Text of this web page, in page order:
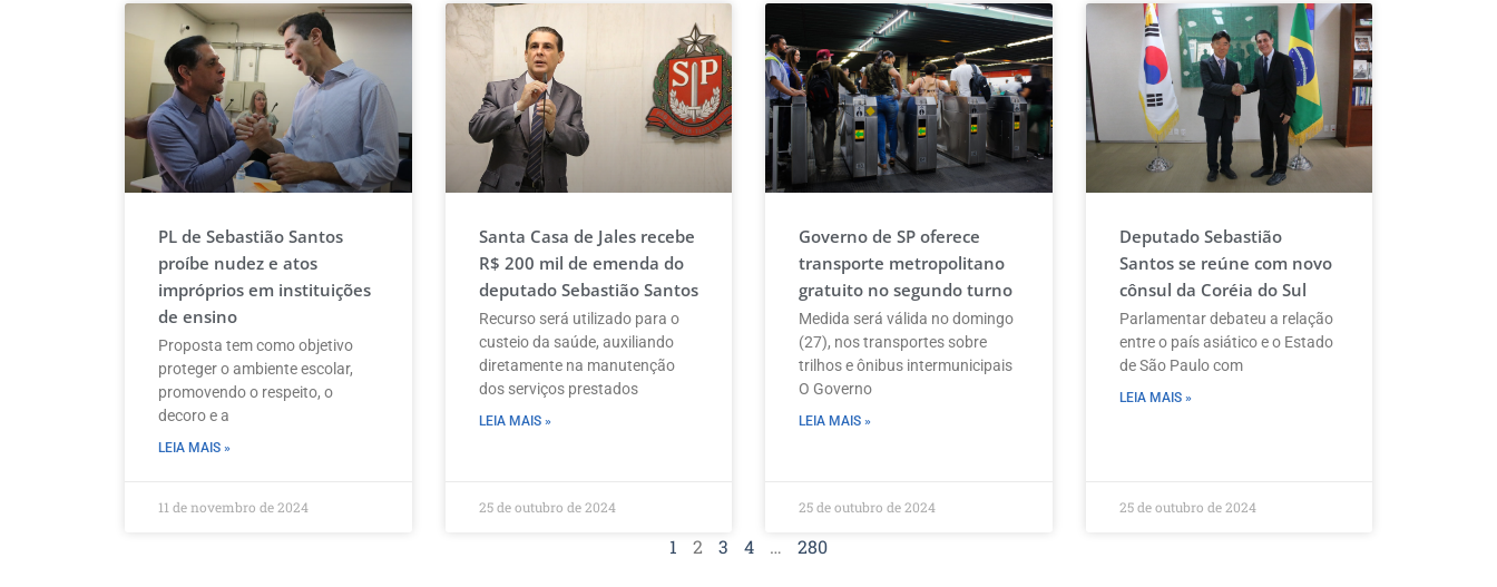
PL de Sebastião Santos
proíbe nudez e atos
impróprios em instituições
de ensino
Proposta tem como objetivo
proteger o ambiente escolar,
promovendo o respeito, o
decoro e a
LEIA MAIS »
11 de novembro de 2024
Santa Casa de Jales recebe
R$ 200 mil de emenda do
deputado Sebastião Santos
Recurso será utilizado para o
custeio da saúde, auxiliando
diretamente na manutenção
dos serviços prestados
LEIA MAIS »
25 de outubro de 2024
Governo de SP oferece
transporte metropolitano
gratuito no segundo turno
Medida será válida no domingo
(27), nos transportes sobre
trilhos e ônibus intermunicipais
O Governo
LEIA MAIS »
25 de outubro de 2024
Deputado Sebastião
Santos se reúne com novo
cônsul da Coréia do Sul
Parlamentar debateu a relação
entre o país asiático e o Estado
de São Paulo com
LEIA MAIS »
25 de outubro de 2024
1 2 3 4 … 280